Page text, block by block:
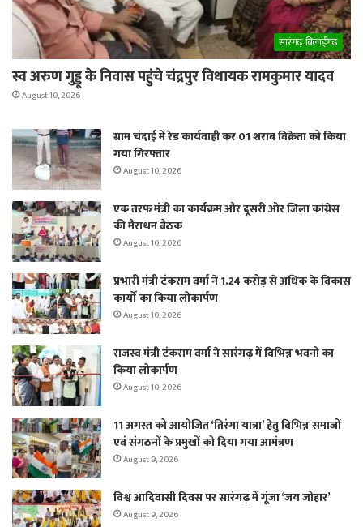
सारंगढ़ बिलाईगढ़
स्व अरुण गुड्डू के निवास पहुंचे चंद्रपुर विधायक रामकुमार यादव
August 10, 2026
ग्राम चंदाई में रेड कार्यवाही कर 01 शराब विक्रेता को किया
गया गिरफ्तार
August 10, 2026
एक तरफ मंत्री का कार्यक्रम और दूसरी ओर जिला कांग्रेस
की मैराथन बैठक
August 10, 2026
प्रभारी मंत्री टंकराम वर्मा ने 1.24 करोड़ से अधिक के विकास
कार्यों का किया लोकार्पण
August 10, 2026
राजस्व मंत्री टंकराम वर्मा ने सारंगढ़ में विभिन्न भवनो का
किया लोकार्पण
August 10, 2026
11 अगस्त को आयोजित ‘तिरंगा यात्रा’ हेतु विभिन्न समाजों
एवं संगठनों के प्रमुखों को दिया गया आमंत्रण
August 9, 2026
विश्व आदिवासी दिवस पर सारंगढ़ में गूंजा ‘जय जोहार’
August 9, 2026